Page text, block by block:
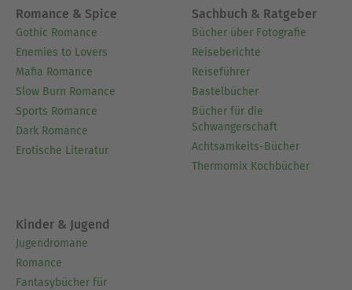
Romance & Spice
Gothic Romance
Enemies to Lovers
Mafia Romance
Slow Burn Romance
Sports Romance
Dark Romance
Erotische Literatur
Sachbuch & Ratgeber
Bücher über Fotografie
Reiseberichte
Reiseführer
Bastelbücher
Bücher für die
Schwangerschaft
Achtsamkeits-Bücher
Thermomix Kochbücher
Kinder & Jugend
Jugendromane
Romance
Fantasybücher für